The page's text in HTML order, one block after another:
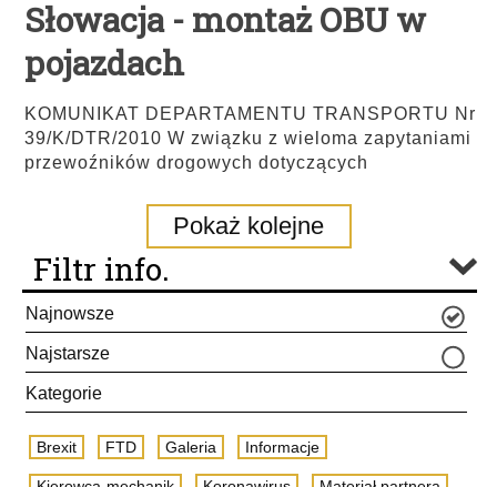
Słowacja - montaż OBU w
pojazdach
KOMUNIKAT DEPARTAMENTU TRANSPORTU Nr
39/K/DTR/2010 W związku z wieloma zapytaniami
przewoźników drogowych dotyczących
Pokaż kolejne
Filtr info.
Najnowsze
Najstarsze
Kategorie
Brexit FTD Galeria Informacje